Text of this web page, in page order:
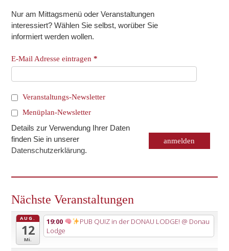
Nur am Mittagsmenü oder Veranstaltungen
interessiert? Wählen Sie selbst, worüber Sie
informiert werden wollen.
E-Mail Adresse eintragen*
Veranstaltungs-Newsletter
Menüplan-Newsletter
Details zur Verwendung Ihrer Daten
finden Sie in unserer
Datenschutzerklärung.
Nächste Veranstaltungen
AUG.
12
Mi.
19:00 PUB QUIZ in der DONAU LODGE! @ Donau
Lodge